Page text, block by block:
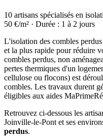
10 artisans spécialisés en
50 €/m² · Durée : 1 à 2 jours
L'isolation des combles
et la plus rapide pour réduire
combles perdus, non
pertes thermiques d'un
cellulose ou flocons) est
combles. Les travaux durent
éligibles aux aides
Retrouvez ci-dessous les
Joinville-le-Pont et ses
perdus.